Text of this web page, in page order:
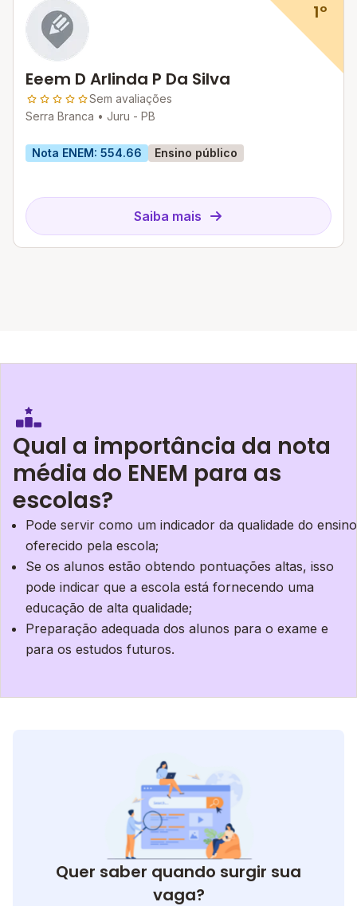
1º
Eeem D Arlinda P Da Silva
Sem avaliações
Serra Branca • Juru - PB
Nota ENEM: 554.66 Ensino público
Saiba mais
Qual a importância da nota
média do ENEM para as
escolas?
Pode servir como um indicador da qualidade do ensino
oferecido pela escola;
Se os alunos estão obtendo pontuações altas, isso
pode indicar que a escola está fornecendo uma
educação de alta qualidade;
Preparação adequada dos alunos para o exame e
para os estudos futuros.
Quer saber quando surgir sua
vaga?